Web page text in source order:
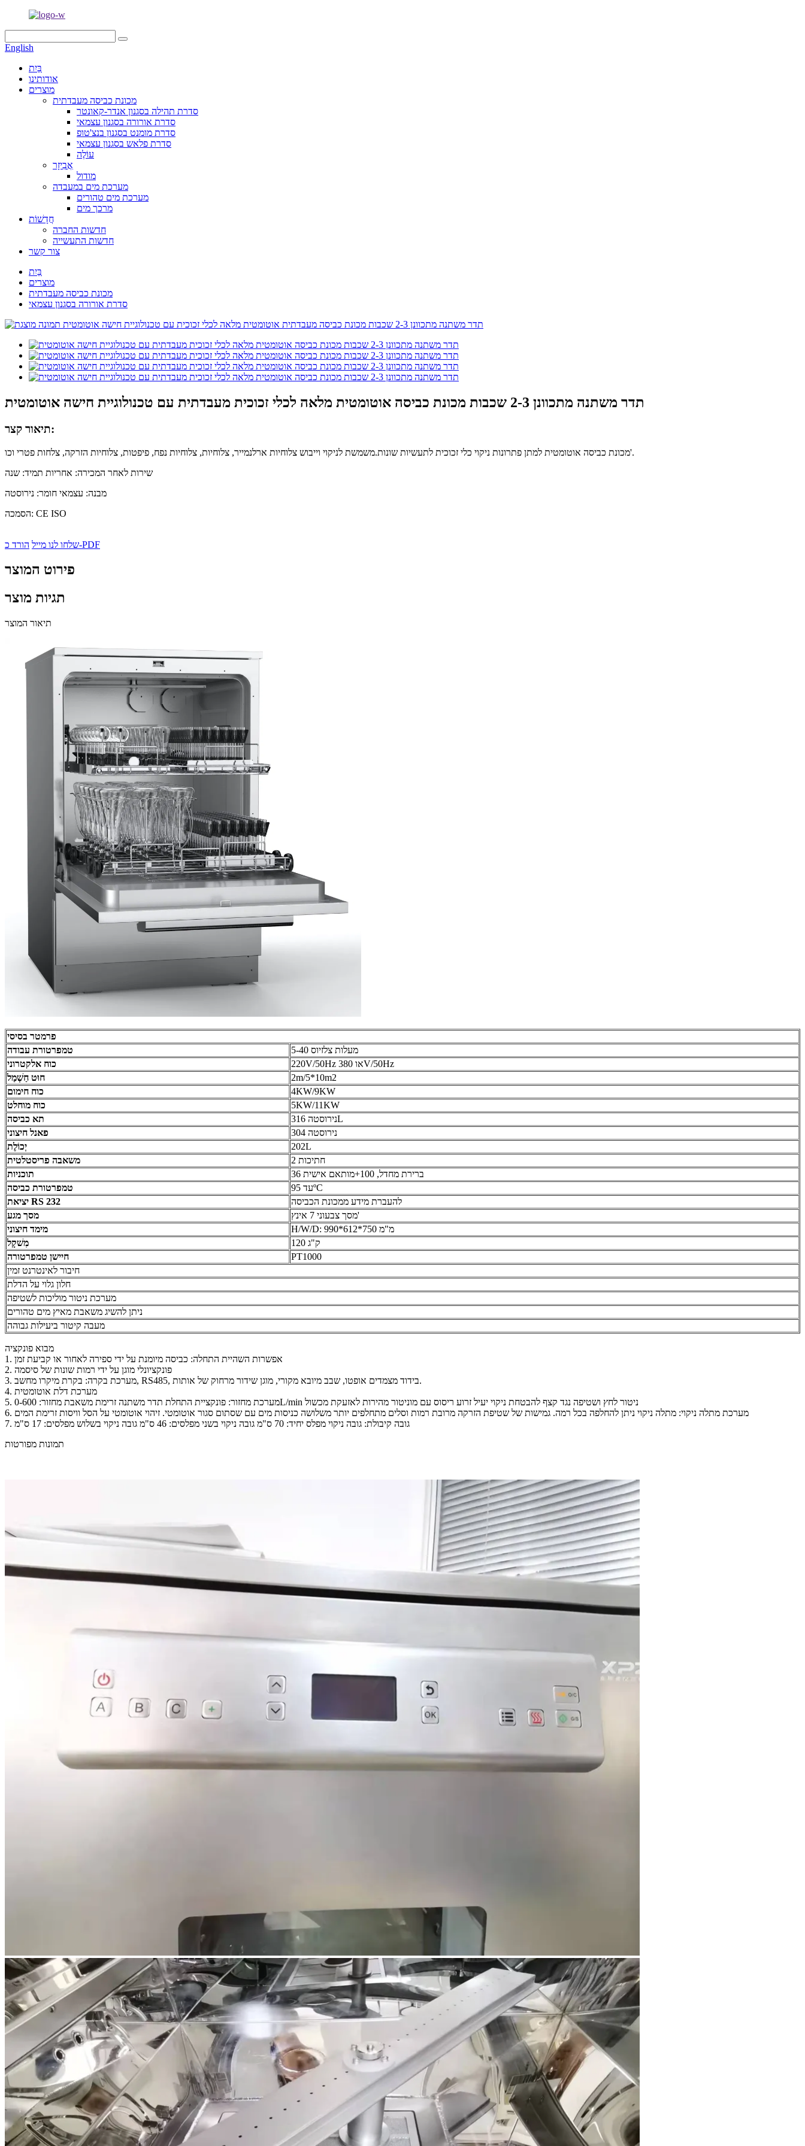
English
בַּיִת
אודותינו
מוצרים
מכונת כביסה מעבדתית
סדרת תהילה בסגנון אנדר-קאונטר
סדרת אורורה בסגנון עצמאי
סדרת מומנט בסגנון בנצ'טופ
סדרת פלאש בסגנון עצמאי
עוֹלֶה
אֲבִיזָר
מודול
מערכת מים במעבדה
מערכת מים טהורים
מרכך מים
חֲדָשׁוֹת
חדשות החברה
חדשות התעשייה
צור קשר
בַּיִת
מוצרים
מכונת כביסה מעבדתית
סדרת אורורה בסגנון עצמאי
תדר משתנה מתכוונן 2-3 שכבות מכונת כביסה אוטומטית מלאה לכלי זכוכית מעבדתית עם טכנולוגיית חישה אוטומטית
תיאור קצר:
מכונת כביסה אוטומטית למתן פתרונות ניקוי כלי זכוכית לתעשיות שונות.משמשת לניקוי וייבוש צלוחיות ארלנמייר, צלוחיות, צלוחיות נפח, פיפטות, צלוחיות הזרקה, צלחות פטרי וכו'.
שירות לאחר המכירה: אחריות תמיד: שנה
מבנה: עצמאי חומר: נירוסטה
הסמכה: CE ISO
שלחו לנו מיילהורד כ-PDF
פירוט המוצר
תגיות מוצר
תיאור המוצר
פרמטר בסיסי
טמפרטורת עבודה
5-40 מעלות צלזיוס
כוח אלקטרוני
220V/50Hz או 380V/50Hz
חוּט חַשְׁמַל
2m/5*10m2
כוח חימום
4KW/9KW
כוח מוחלט
5KW/11KW
תא כביסה
נירוסטה 316L
פאנל חיצוני
נירוסטה 304
יְכוֹלֶת
202L
משאבה פריסטלטית
2 חתיכות
תוכניות
36 ברירת מחדל, 100+מותאם אישית
טמפרטורת כביסה
עד 95ºC
יציאת RS 232
להעברת מידע ממכונת הכביסה
מסך מגע
מסך צבעוני 7 אינץ'
מימד חיצוני
H/W/D: 990*612*750 מ"מ
מִשׁקָל
120 ק"ג
חיישן טמפרטורה
PT1000
חיבור לאינטרנט זמין
חלון גלוי על הדלת
מערכת ניטור מוליכות לשטיפה
ניתן להשיג משאבת מאיץ מים טהורים
מעבה קיטור ביעילות גבוהה
מבוא פונקציה
1. אפשרות השהיית התחלה: כביסה מיומנת על ידי ספירה לאחור או קביעת זמן
2. פונקציונלי מוגן על ידי רמות שונות של סיסמה
3. מערכת בקרה: בקרת מיקרו מחשב, RS485, בידוד מצמדים אופטו, שבב מיובא מקורי, מוגן שידור מרחוק של אותות.
4. מערכת דלת אוטומטית
5. מערכת מחזור: פונקציית התחלת תדר משתנה זרימת משאבת מחזור: 0-600L/min ניטור לחץ ושטיפה נגד קצף להבטחת ניקוי יעיל זרוע ריסוס עם מוניטור מהירות לאזעקת מכשול
6. מערכת מתלה ניקוי: מתלה ניקוי ניתן להחלפה בכל רמה. גמישות של שטיפת הזרקה מרובת רמות וסלים מתחלפים יותר משלושה כניסות מים עם שסתום סגור אוטומטי. זיהוי אוטומטי על הסל וויסות זרימת המים
7. גובה קיבולת: גובה ניקוי מפלס יחיד: 70 ס"מ גובה ניקוי בשני מפלסים: 46 ס"מ גובה ניקוי בשלוש מפלסים: 17 ס"מ
תמונות מפורטות